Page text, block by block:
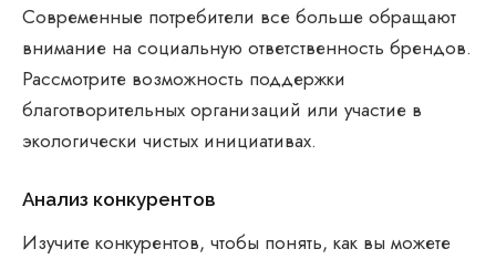
Современные потребители все больше обращают
внимание на социальную ответственность брендов.
Рассмотрите возможность поддержки
благотворительных организаций или участие в
экологически чистых инициативах.
Анализ конкурентов
Изучите конкурентов, чтобы понять, как вы можете